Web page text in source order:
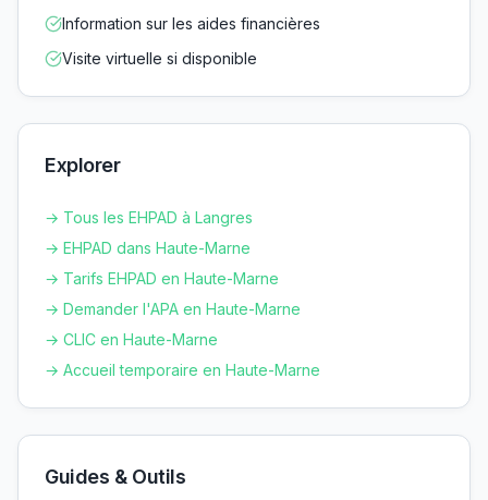
Information sur les aides financières
Visite virtuelle si disponible
Explorer
→ Tous les EHPAD à Langres
→ EHPAD dans Haute-Marne
→ Tarifs EHPAD en Haute-Marne
→ Demander l'APA en Haute-Marne
→ CLIC en Haute-Marne
→ Accueil temporaire en Haute-Marne
Guides & Outils